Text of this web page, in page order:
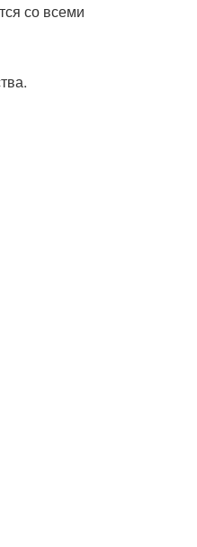
со всеми